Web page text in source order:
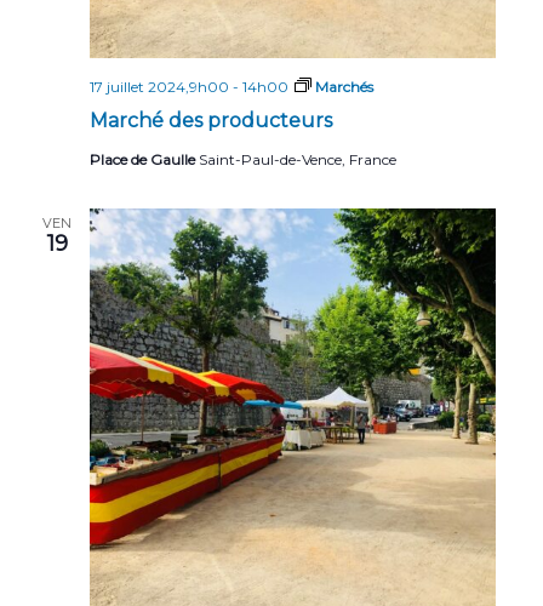
Marché des producteurs
17 juillet 2024,9h00 - 14h00 Marchés
Place de Gaulle Saint-Paul-de-Vence, France
VEN
19